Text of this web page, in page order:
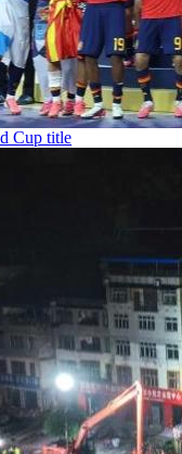
Cup title